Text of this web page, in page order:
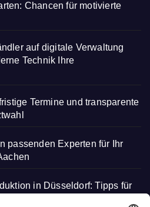
Chancen für motivierte
auf digitale Verwaltung
Technik Ihre
Termine und transparente
passenden Experten für Ihr
in Düsseldorf: Tipps für